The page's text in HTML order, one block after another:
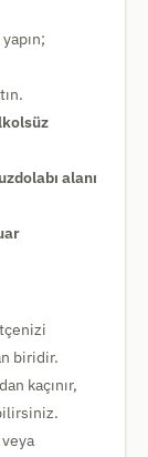
yapın;
alanı
biridir.
kaçınır,